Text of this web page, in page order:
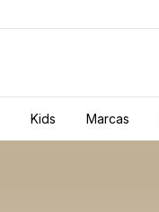
Kids Marcas